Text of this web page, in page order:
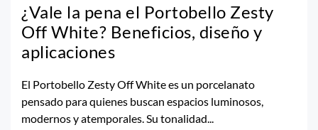
¿Vale la pena el Portobello Zesty
Off White? Beneficios, diseño y
aplicaciones
El Portobello Zesty Off White es un porcelanato
pensado para quienes buscan espacios luminosos,
modernos y atemporales. Su tonalidad...